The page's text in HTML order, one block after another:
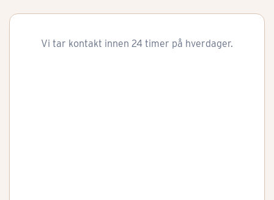
Vi tar kontakt innen 24 timer på hverdager.